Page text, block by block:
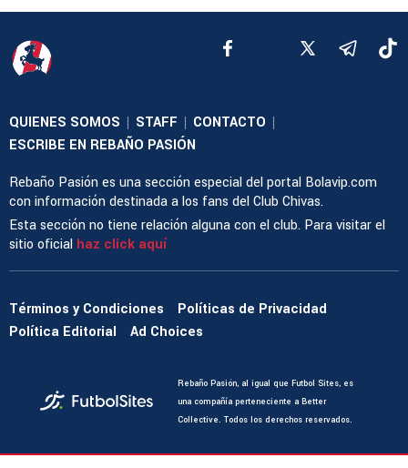
QUIENES SOMOS | STAFF | CONTACTO |
ESCRIBE EN REBAÑO PASIÓN
Rebaño Pasión es una sección especial del portal Bolavip.com
con información destinada a los fans del Club Chivas.
Esta sección no tiene relación alguna con el club. Para visitar el
sitio oficial haz click aquí
Términos y Condiciones
Políticas de Privacidad
Política Editorial
Ad Choices
Rebaño Pasión, al igual que Futbol Sites, es
una compañía perteneciente a Better
Collective. Todos los derechos reservados.